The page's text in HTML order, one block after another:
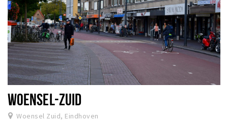
WOENSEL-ZUID
Woensel Zuid, Eindhoven